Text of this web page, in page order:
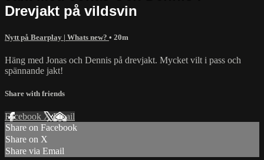
Drevjakt på vildsvin
Nytt på Bearplay | Whats new? • 20m
Häng med Jonas och Dennis på drevjakt. Mycket vilt i pass och
spännande jakt!
Share with friends
Facebook XEmail
Share on Facebook
Share on X
Share via Email